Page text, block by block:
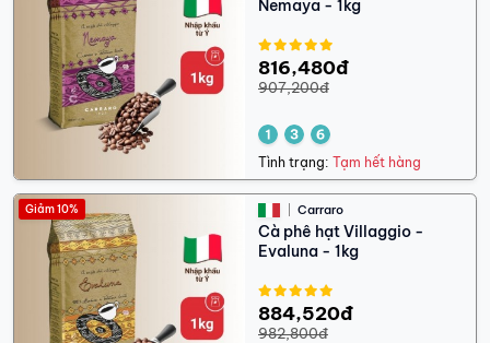
Nemaya - 1kg
816,480đ
907,200đ
Tình trạng: Tạm hết hàng
Carraro
Cà phê hạt Villaggio -
Evaluna - 1kg
884,520đ
982,800đ
Giảm 10%